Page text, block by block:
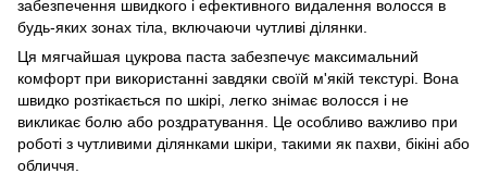
забезпечення швидкого і ефективного видалення волосся в
будь-яких зонах тіла, включаючи чутливі ділянки.
Ця мягчайшая цукрова паста забезпечує максимальний
комфорт при використанні завдяки своїй м'якій текстурі. Вона
швидко розтікається по шкірі, легко знімає волосся і не
викликає болю або роздратування. Це особливо важливо при
роботі з чутливими ділянками шкіри, такими як пахви, бікіні або
обличчя.